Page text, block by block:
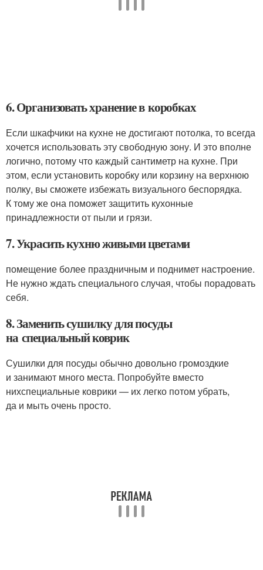
6. Организовать хранение в коробках
Если шкафчики на кухне не достигают потолка, то всегда
хочется использовать эту свободную зону. И это вполне
логично, потому что каждый сантиметр на кухне. При
этом, если установить коробку или корзину на верхнюю
полку, вы сможете избежать визуального беспорядка.
К тому же она поможет защитить кухонные
принадлежности от пыли и грязи.
7. Украсить кухню живыми цветами
помещение более праздничным и поднимет настроение.
Не нужно ждать специального случая, чтобы порадовать
себя.
8. Заменить сушилку для посуды
на специальный коврик
Сушилки для посуды обычно довольно громоздкие
и занимают много места. Попробуйте вместо
нихспециальные коврики — их легко потом убрать,
да и мыть очень просто.